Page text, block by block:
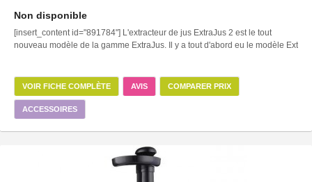
Non disponible
[insert_content id="891784"] L'extracteur de jus ExtraJus 2 est le tout
nouveau modèle de la gamme ExtraJus. Il y a tout d'abord eu le modèle Ext
VOIR FICHE COMPLÈTE AVIS COMPARER PRIX
ACCESSOIRES